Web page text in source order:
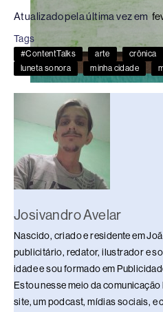
c
e
b
o
o
e
a
d
s
k
e
dI
n
e
y
Atualizado pela última vez em
Tags
#ContentTalks arte crônica
luneta sonora
minha cidade
Josivandro Avelar
Nascido, criado e residente em
publicitário, redator, ilustrador e
idade e sou formado em
Estou nesse meio da comunicação
site, um podcast, mídias sociais,